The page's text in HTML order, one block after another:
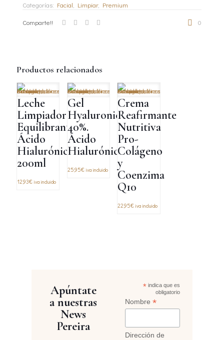
Categorías: Facial Limpiar, Premium
Comparte!! 0
Productos relacionados
Leche
Limpiadora
Equilibrante.
Ácido
Hialurónico,
200ml
12,93€ iva incluido
Gel
Hyaluronico
40%.
Ácido
Hialurónico
25,95€ iva incluido
Crema
Reafirmante
Nutritiva
Pro-
Colágeno
y
Coenzima
Q10
22,95€ iva incluido
Apúntate
a nuestras
News
Pereira
* indica que es
obligatorio
Nombre *
Dirección de